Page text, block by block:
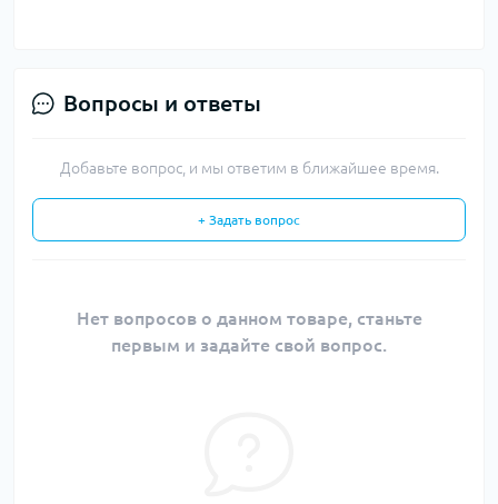
Вопросы и ответы
Добавьте вопрос, и мы ответим в ближайшее время.
+ Задать вопрос
Нет вопросов о данном товаре, станьте
первым и задайте свой вопрос.